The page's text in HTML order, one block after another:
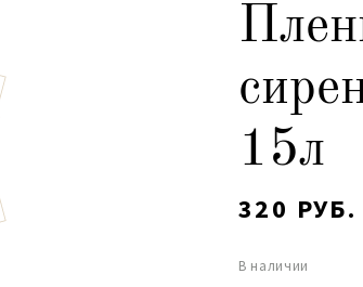
15л
320 РУБ.
В наличии